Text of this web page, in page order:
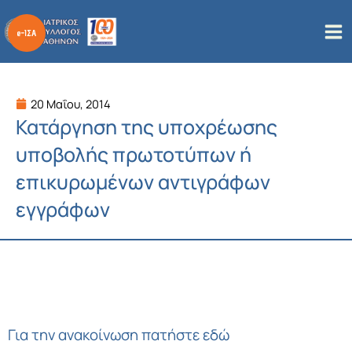
στο
περιεχόμενο
20 Μαΐου, 2014
Κατάργηση της υποχρέωσης
υποβολής πρωτοτύπων ή
επικυρωμένων αντιγράφων
εγγράφων
Για την ανακοίνωση πατήστε εδώ